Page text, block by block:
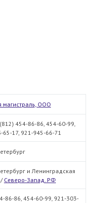
магистраль, ООО
454-86-86, 454-60-99,
65-17, 921-945-66-71
и Ленинградская
Северо-Запад. РФ
86-86, 454-60-99, 921-303-